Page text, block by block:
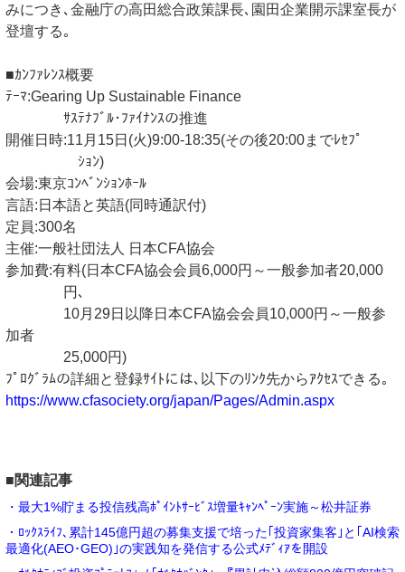
みにつき､金融庁の高田総合政策課長､園田企業開示課室長が
登壇する｡
■ｶﾝﾌｧﾚﾝｽ概要
ﾃｰﾏ:Gearing Up Sustainable Finance
ｻｽﾃﾅﾌﾞﾙ･ﾌｧｲﾅﾝｽの推進
開催日時:11月15日(火)9:00-18:35(その後20:00までﾚｾﾌﾟ
ｼｮﾝ)
会場:東京ｺﾝﾍﾞﾝｼｮﾝﾎｰﾙ
言語:日本語と英語(同時通訳付)
定員:300名
主催:一般社団法人 日本CFA協会
参加費:有料(日本CFA協会会員6,000円～一般参加者20,000
円､
10月29日以降日本CFA協会会員10,000円～一般参
加者
25,000円)
ﾌﾟﾛｸﾞﾗﾑの詳細と登録ｻｲﾄには､以下のﾘﾝｸ先からｱｸｾｽできる｡
https://www.cfasociety.org/japan/Pages/Admin.aspx
■関連記事
・最大1%貯まる投信残高ﾎﾟｲﾝﾄｻｰﾋﾞｽ増量ｷｬﾝﾍﾟｰﾝ実施～松井証券
・ﾛｯｸｽﾗｲﾌ､累計145億円超の募集支援で培った｢投資家集客｣と｢AI検索
最適化(AEO･GEO)｣の実践知を発信する公式ﾒﾃﾞｨｱを開設